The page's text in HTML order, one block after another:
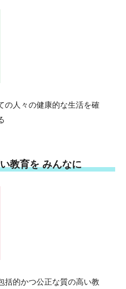
の人々の健康的な生活を確
教育を みんなに
括的かつ公正な質の高い教